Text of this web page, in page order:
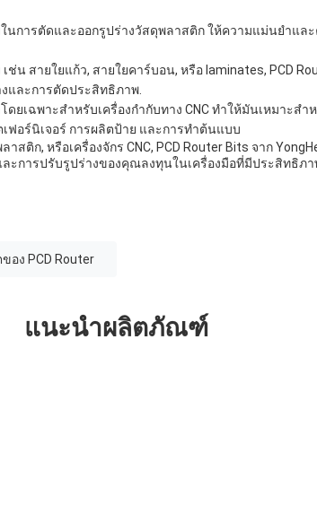
นการตัดและออกรูปร่างวัสดุพลาสติก ให้ความแม่นยําและ
ช่น สายใยแก้ว, สายใยคาร์บอน, หรือ laminates, PCD
และการตัดประสิทธิภาพ.
ยเฉพาะสําหรับเครื่องกํากับทาง CNC ทําให้มันเหมาะสํา
ฟอร์นิเจอร์ การผลิตป้าย และการทําต้นแบบ
ติก, หรือเครื่องจักร CNC, PCD Router Bits จาก
ะการปรับรูปร่างของคุณลงทุนในเครื่องมือที่มีประสิทธิภา
อง PCD Router
แนะนำผลิตภัณฑ์